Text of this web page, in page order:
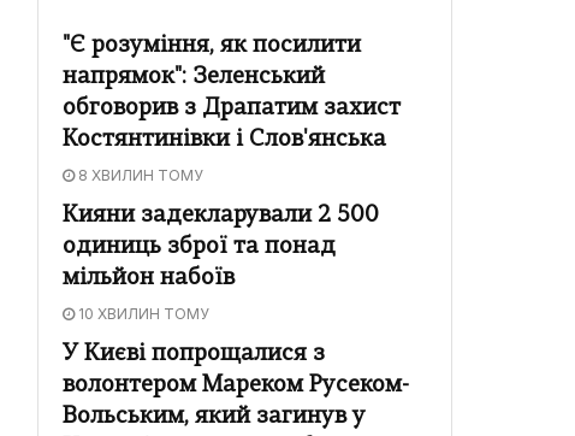
"Є розуміння, як посилити
напрямок": Зеленський
обговорив з Драпатим захист
Костянтинівки і Слов'янська
8 ХВИЛИН ТОМУ
Кияни задекларували 2 500
одиниць зброї та понад
мільйон набоїв
10 ХВИЛИН ТОМУ
У Києві попрощалися з
волонтером Мареком Русеком-
Вольським, який загинув у